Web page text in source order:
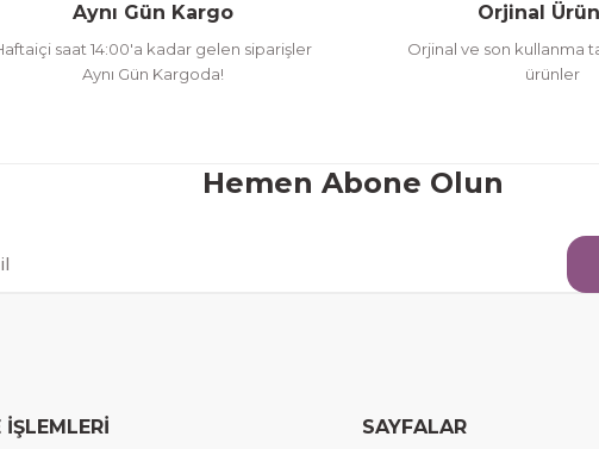
Aynı Gün Kargo
saat 14:00'a kadar gelen siparişler
Aynı Gün Kargoda!
Orjinal
Orjinal ve son kullanma
ürünler
Hemen Abone Olun
İŞLEMLERİ SAYFALAR